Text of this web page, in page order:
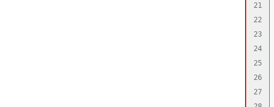
21
22
23
24
25
26
27